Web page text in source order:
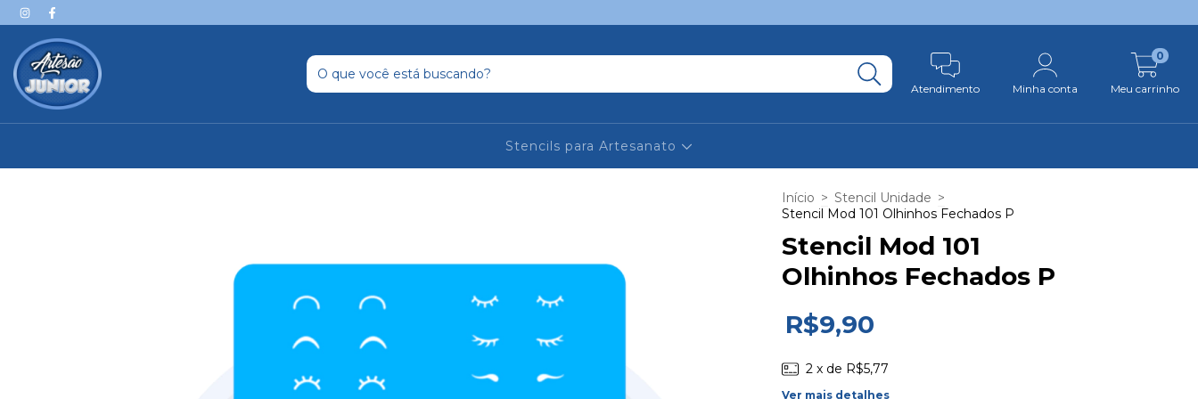
Atendimento Minha conta Meu carrinho
0
Stencils para Artesanato
Início > Stencil Unidade >
Stencil Mod 101 Olhinhos Fechados P
Stencil Mod 101
Olhinhos Fechados P
R$9,90
2 x de R$5,77
Ver mais detalhes